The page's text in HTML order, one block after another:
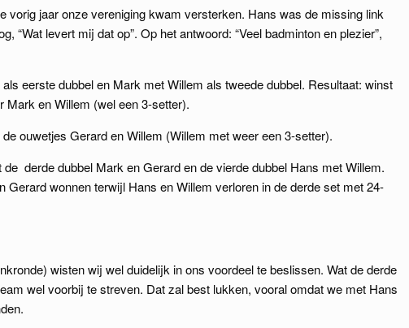
vorig jaar onze vereniging kwam versterken. Hans was de missing link
“Wat levert mij dat op”. Op het antwoord: “Veel badminton en plezier”,
eerste dubbel en Mark met Willem als tweede dubbel. Resultaat: winst
en Willem (wel een 3-setter).
ouwetjes Gerard en Willem (Willem met weer een 3-setter).
derde dubbel Mark en Gerard en de vierde dubbel Hans met Willem.
Gerard wonnen terwijl Hans en Willem verloren in de derde set met 24-
wisten wij wel duidelijk in ons voordeel te beslissen. Wat de derde
wel voorbij te streven. Dat zal best lukken, vooral omdat we met Hans